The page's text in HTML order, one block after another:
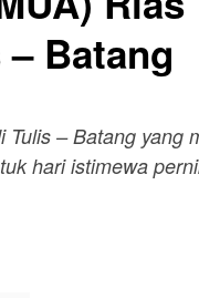
Batang
– Batang yang
hari istimewa